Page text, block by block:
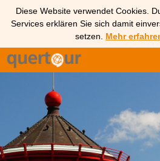
Diese Website verwendet Cookies.
Services erklären Sie sich damit
setzen. Mehr